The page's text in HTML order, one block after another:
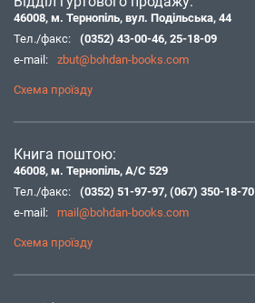
46008, м. Тернопіль, вул. Подільська, 44
Тел./факс:
(0352) 43-00-46, 25-18-09
e-mail:
zbut@bohdan-books.com
Схема проїзду
Книга поштою:
46008, м. Тернопіль, А/С 529
Тел./факс:
(0352) 51-97-97, (067) 350-18-70
e-mail:
mail@bohdan-books.com
Схема проїзду